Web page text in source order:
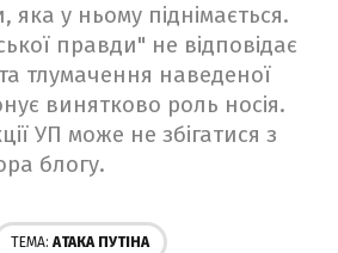
яка у ньому піднімається.
правди" не відповідає
тлумачення наведеної
винятково роль носія.
УП може не збігатися з
блогу.
ТЕМА: AТАКА ПУТІНА